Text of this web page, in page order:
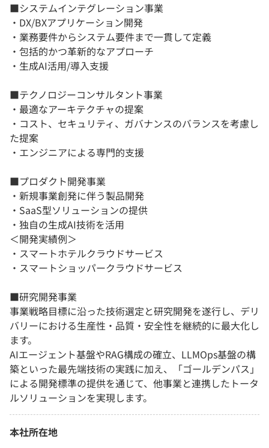
■システムインテグレーション事業
・DX/BXアプリケーション開発
・業務要件からシステム要件まで一貫して定義
・包括的かつ革新的なアプローチ
・生成AI活用/導入支援
■テクノロジーコンサルタント事業
・最適なアーキテクチャの提案
・コスト、セキュリティ、ガバナンスのバランスを考慮し
た提案
・エンジニアによる専門的支援
■プロダクト開発事業
・新規事業創発に伴う製品開発
・SaaS型ソリューションの提供
・独自の生成AI技術を活用
＜開発実績例＞
・スマートホテルクラウドサービス
・スマートショッパークラウドサービス
■研究開発事業
事業戦略目標に沿った技術選定と研究開発を遂行し、デリ
バリーにおける生産性・品質・安全性を継続的に最大化し
ます。
AIエージェント基盤やRAG構成の確立、LLMOps基盤の構
築といった最先端技術の実践に加え、「ゴールデンパス」
による開発標準の提供を通じて、他事業と連携したトータ
ルソリューションを実現します。
本社所在地